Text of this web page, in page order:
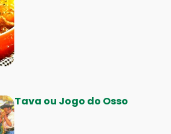
Tava ou Jogo do Osso